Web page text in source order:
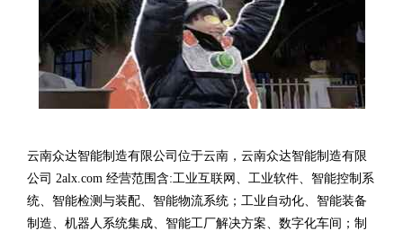
云南众达智能制造有限公司位于云南，云南众达智能制造有限
公司 2alx.com 经营范围含:工业互联网、工业软件、智能控制系
统、智能检测与装配、智能物流系统；工业自动化、智能装备
制造、机器人系统集成、智能工厂解决方案、数字化车间；制